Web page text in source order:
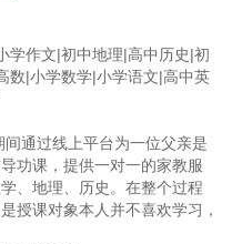
学作文|初中地理|高中历史|初
数|小学数学|小学语文|高中英
间通过线上平台为一位父亲是
功课，提供一对一的家教服
、地理、历史。在整个过程
授课对象本人并不喜欢学习，
一个一个知识点细心的辅导